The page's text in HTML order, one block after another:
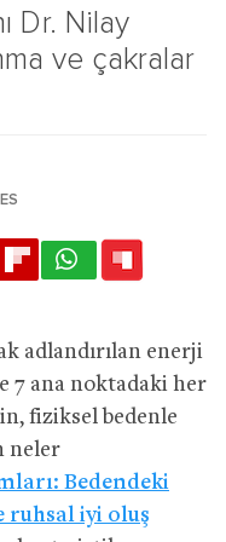
Dr. Nilay
ve çakralar
adlandırılan enerji
7 ana noktadaki her
fiziksel bedenle
neler
Bedendeki
ruhsal iyi oluş